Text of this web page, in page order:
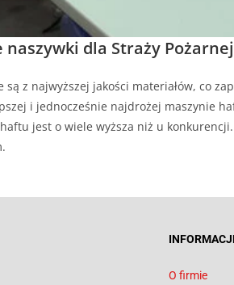
dla Straży
są z najwyższej jakości materiałów, co
i jednocześnie najdrożej maszynie
jest o wiele wyższa niż u
O firmie